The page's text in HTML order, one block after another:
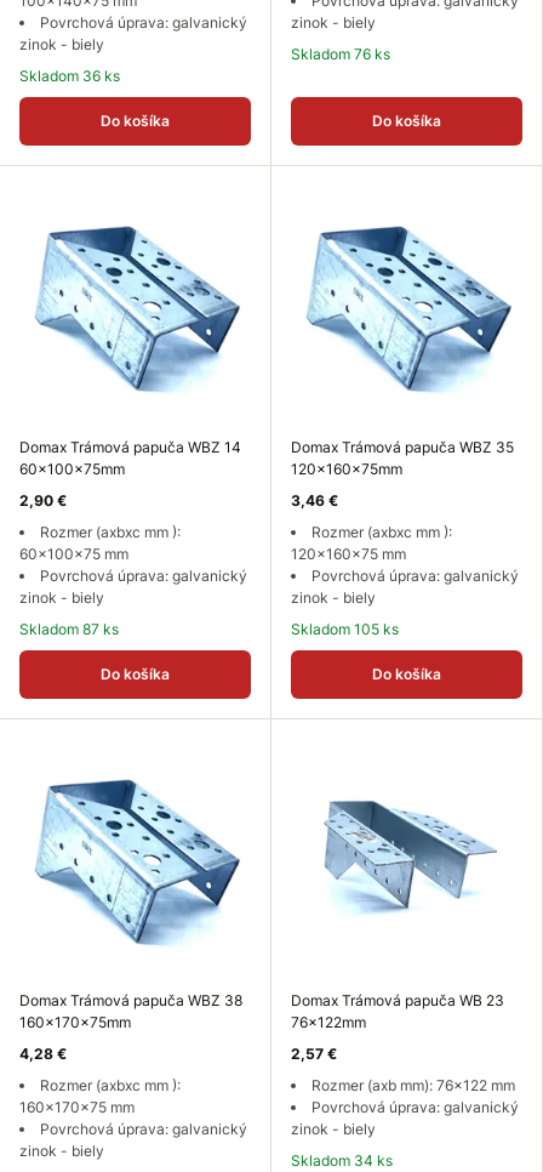
Povrchová úprava: galvanický
zinok - biely
Skladom 36 ks
Do košíka
zinok - biely
Skladom 76 ks
Do košíka
Domax Trámová papuča WBZ 14
60x100x75mm
2,90 €
Rozmer (axbxc mm ):
60x100x75 mm
Povrchová úprava: galvanický
zinok - biely
Skladom 87 ks
Do košíka
Domax Trámová papuča WBZ 35
120x160x75mm
3,46 €
Rozmer (axbxc mm ):
120x160x75 mm
Povrchová úprava: galvanický
zinok - biely
Skladom 105 ks
Do košíka
Domax Trámová papuča WBZ 38
160x170x75mm
4,28 €
Rozmer (axbxc mm ):
160x170x75 mm
Povrchová úprava: galvanický
zinok - biely
Domax Trámová papuča WB 23
76x122mm
2,57 €
Rozmer (axb mm): 76x122 mm
Povrchová úprava: galvanický
zinok - biely
Skladom 34 ks